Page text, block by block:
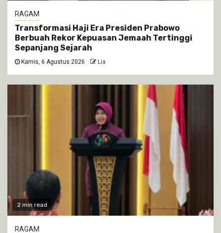
RAGAM
Transformasi Haji Era Presiden Prabowo
Berbuah Rekor Kepuasan Jemaah Tertinggi
Sepanjang Sejarah
Kamis, 6 Agustus 2026 Lia
2 min read
RAGAM